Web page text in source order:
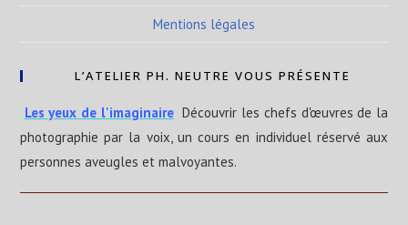
Mentions légales
L’ATELIER PH. NEUTRE VOUS PRÉSENTE
Les yeux de l'imaginaire Découvrir les chefs d'œuvres de la
photographie par la voix, un cours en individuel réservé aux
personnes aveugles et malvoyantes.